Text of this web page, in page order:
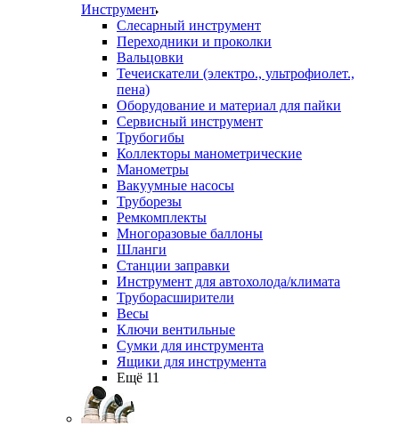
Инструмент
Слесарный инструмент
Переходники и проколки
Вальцовки
Течеискатели (электро., ультрофиолет.,
пена)
Оборудование и материал для пайки
Сервисный инструмент
Трубогибы
Коллекторы манометрические
Манометры
Вакуумные насосы
Труборезы
Ремкомплекты
Многоразовые баллоны
Шланги
Станции заправки
Инструмент для автохолода/климата
Труборасширители
Весы
Ключи вентильные
Сумки для инструмента
Ящики для инструмента
Ещё 11